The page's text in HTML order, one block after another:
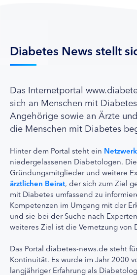
Diabetes News stellt
Das Internetportal
sich an Menschen mit
Angehörige sowie an Ärzte
die Menschen mit Diabetes
Hinter dem Portal steht ein Netzwerk
niedergelassenen Diabetologen. Die
Gründungsmitglieder und weitere
ärztlichen Beirat, der sich zum Ziel
mit Diabetes umfassend zu
Kompetenzen im Umgang mit der
und sie bei der Suche nach
weiteres Ziel ist die Vernetzung von
Das Portal diabetes-news.de steht
Kontinuität. Es wurde im Jahr 2000
langjähriger Erfahrung als